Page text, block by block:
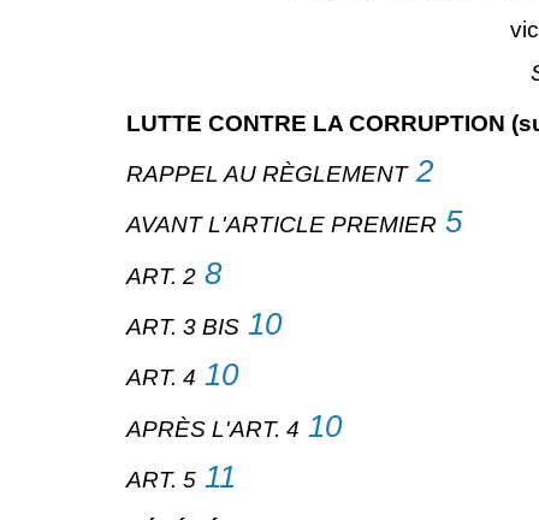
LUTTE CONTRE LA CORRUPTION
RAPPEL AU RÈGLEMENT2
AVANT L'ARTICLE PREMIER 5
ART. 2 8
ART. 3 BIS 10
ART. 4 10
APRÈS L'ART. 4 10
ART. 5 11